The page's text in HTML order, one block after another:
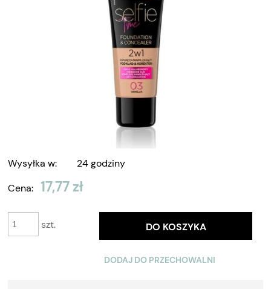
Wysyłka w:
24 godziny
Cena: 17,77 zł
szt. DO KOSZYKA
DODAJ DO PRZECHOWALNI